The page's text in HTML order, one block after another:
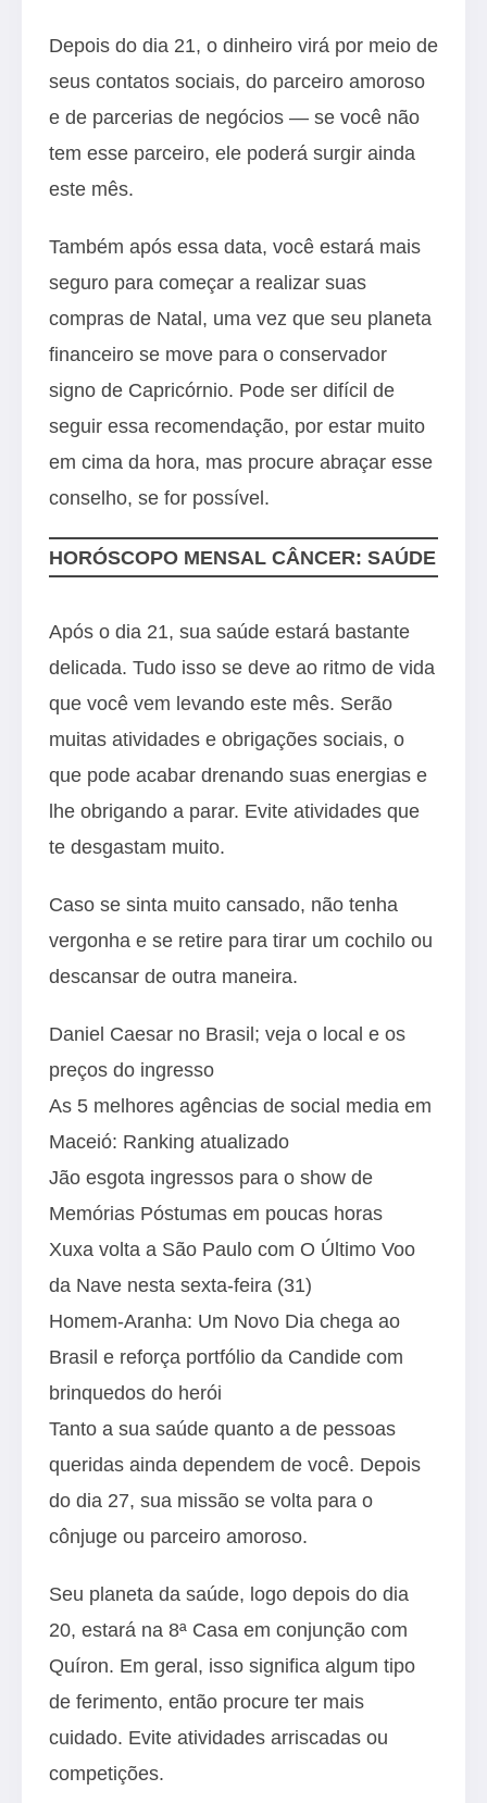
Depois do dia 21, o dinheiro virá por meio de
seus contatos sociais, do parceiro amoroso
e de parcerias de negócios — se você não
tem esse parceiro, ele poderá surgir ainda
este mês.
Também após essa data, você estará mais
seguro para começar a realizar suas
compras de Natal, uma vez que seu planeta
financeiro se move para o conservador
signo de Capricórnio. Pode ser difícil de
seguir essa recomendação, por estar muito
em cima da hora, mas procure abraçar esse
conselho, se for possível.
HORÓSCOPO MENSAL CÂNCER: SAÚDE
Após o dia 21, sua saúde estará bastante
delicada. Tudo isso se deve ao ritmo de vida
que você vem levando este mês. Serão
muitas atividades e obrigações sociais, o
que pode acabar drenando suas energias e
lhe obrigando a parar. Evite atividades que
te desgastam muito.
Caso se sinta muito cansado, não tenha
vergonha e se retire para tirar um cochilo ou
descansar de outra maneira.
Daniel Caesar no Brasil; veja o local e os
preços do ingresso
As 5 melhores agências de social media em
Maceió: Ranking atualizado
Jão esgota ingressos para o show de
Memórias Póstumas em poucas horas
Xuxa volta a São Paulo com O Último Voo
da Nave nesta sexta-feira (31)
Homem-Aranha: Um Novo Dia chega ao
Brasil e reforça portfólio da Candide com
brinquedos do herói
Tanto a sua saúde quanto a de pessoas
queridas ainda dependem de você. Depois
do dia 27, sua missão se volta para o
cônjuge ou parceiro amoroso.
Seu planeta da saúde, logo depois do dia
20, estará na 8ª Casa em conjunção com
Quíron. Em geral, isso significa algum tipo
de ferimento, então procure ter mais
cuidado. Evite atividades arriscadas ou
competições.